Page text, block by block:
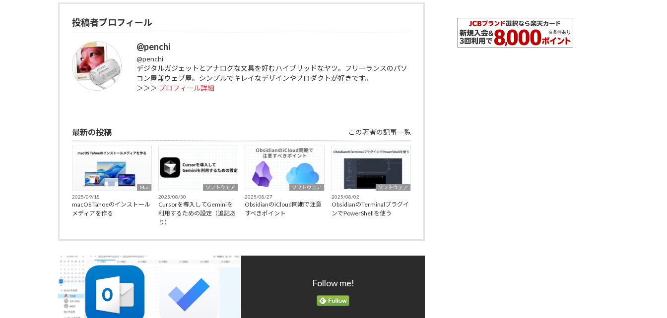
投稿者プロフィール
@penchi
@penchi
デジタルガジェットとアナログな文具を好むハイブリッドなヤツ。フリーランスのパソ
コン屋兼ウェブ屋。シンプルでキレイなデザインやプロダクトが好きです。
＞＞＞ プロフィール詳細
最新の投稿 この著者の記事一覧
Mac
2025/09/18
macOS Tahoeのインストール
メディアを作る
ソフトウェア
2025/08/30
Cursorを導入してGeminiを
利用するための設定（追記あ
り）
ソフトウェア
2025/08/27
ObsidianのiCloud同期で注意
すべきポイント
ソフトウェア
2025/08/02
ObsidianのTerminalプラグイ
ンでPowerShellを使う
Follow me!